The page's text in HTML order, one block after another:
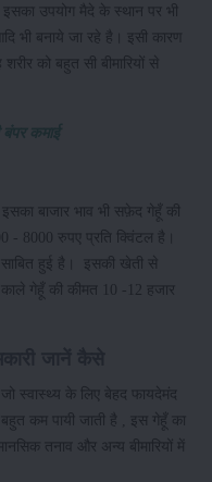
उपयोग मैदे के स्थान पर भी
भी बनाये जा रहे है। इसी कारण
को बहुत सी बीमारियों से
कमाई
बाजार भाव भी सफ़ेद गेहूँ की
- 8000 रुपए प्रति क्विंटल है।
साबित हुई है। इसकी खेती से
गेहूँ की कीमत 10 -12 हजार
स्वास्थ्य के लिए बेहद फायदेमंद
कम पायी जाती है , इस गेहूँ का
तनाव और अन्य बीमारियों में